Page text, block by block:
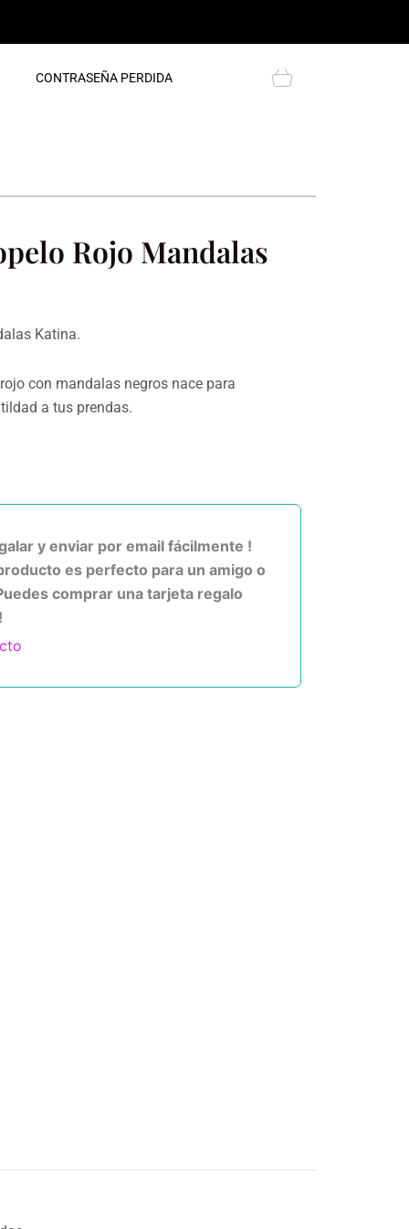
CONTRASEÑA PERDIDA Cart
Rojo Mandalas
Katina.
con mandalas negros nace para
a tus prendas.
y enviar por email fácilmente !
es perfecto para un amigo o
comprar una tarjeta regalo